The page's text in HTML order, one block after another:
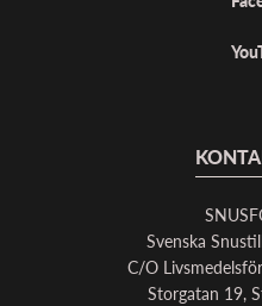
Svenska
C/O
Storgatan 19,